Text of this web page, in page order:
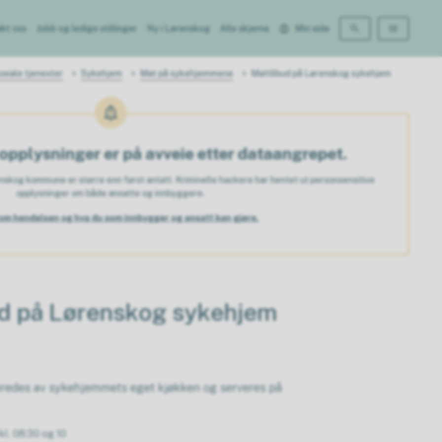
oss Jobb og ledige stillinger Ny i Lørenskog Alle skjema Min side
tjenester Sykehjem Mat på sykehjemmene Mattilbud på Lørenskog sykehjem
er på avveie etter dataangrepet.
kommune er større enn først antatt. Kriminelle hackere har hentet ut personsensitive
opplysninger om både ansatte og innbyggere.
hendelsen og hva du som innbygger og ansatt kan gjøre.
på Lørenskog sykehjem
av sykehjemmets eget kjøkken og serveres på
08:30 og 10